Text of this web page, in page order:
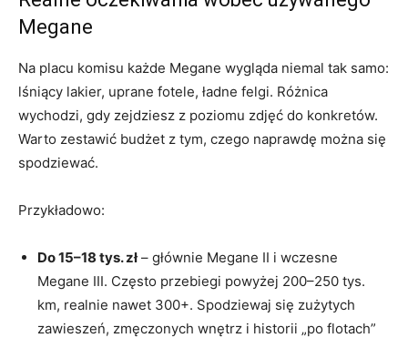
Megane
Na placu komisu każde Megane wygląda niemal tak samo:
lśniący lakier, uprane fotele, ładne felgi. Różnica
wychodzi, gdy zejdziesz z poziomu zdjęć do konkretów.
Warto zestawić budżet z tym, czego naprawdę można się
spodziewać.
Przykładowo:
Do 15–18 tys. zł– głównie Megane II i wczesne
Megane III. Często przebiegi powyżej 200–250 tys.
km, realnie nawet 300+. Spodziewaj się zużytych
zawieszeń, zmęczonych wnętrz i historii „po flotach”